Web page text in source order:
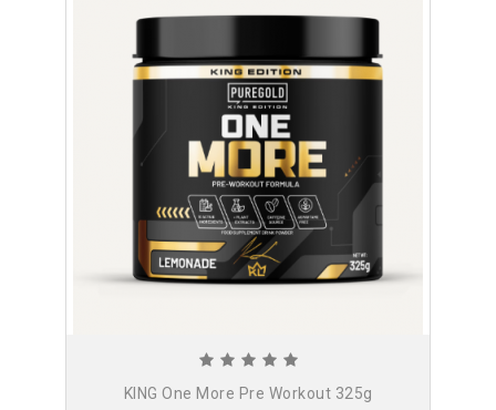
KING One More Pre Workout 325g